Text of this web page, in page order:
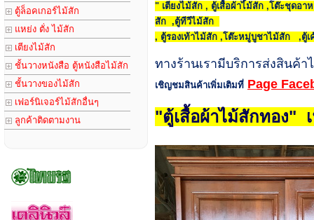
ตู้ล็อคเกอร์ไม้สัก
แหย่ง ตั่ง ไม้สัก
เตียงไม้สัก
ชั้นวางหนังสือ ตู้หนังสือไม้สัก
ชั้นวางของไม้สัก
เฟอร์นิเจอร์ไม้สักอื่นๆ
ลูกค้าติดตามงาน
" เตียงไม้สัก , ตู้เสื้อผ้าไ้ม้สัก ,โต๊ะชุดอ
สัก ,ตู้ทีวีไม้สัก
, ตู้รองเท้าไม้สัก ,โต๊ะหมู่บูชาไม้สัก ,ตู้
ทางร้านเรามีบริการส่งสินค้
เชิญชมสินค้าเพิ่มเติมที่ Page
"ตู้เสื้อผ้าไม้สักทอง"